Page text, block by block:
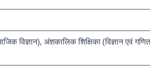
विज्ञान), अंशकालिक शिक्षिका (विज्ञान